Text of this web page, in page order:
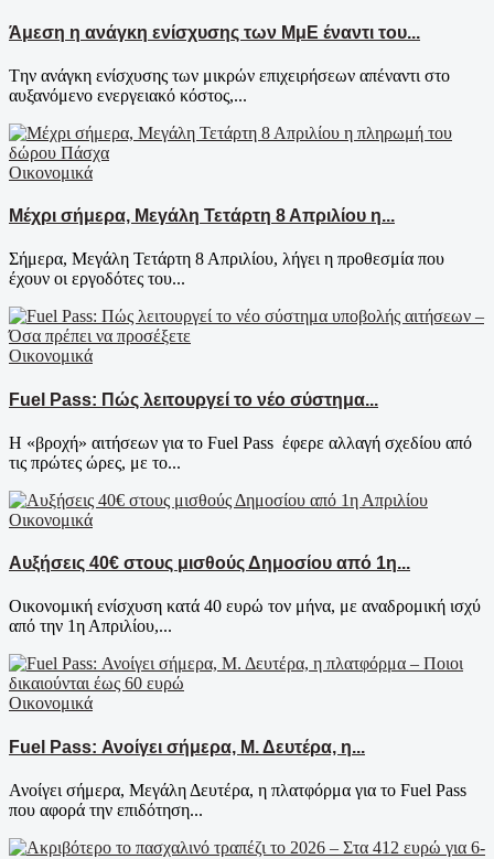
Άμεση η ανάγκη ενίσχυσης των ΜμΕ έναντι του...
Tην ανάγκη ενίσχυσης των μικρών επιχειρήσεων απέναντι στο
αυξανόμενο ενεργειακό κόστος,...
Οικονομικά
Μέχρι σήμερα, Μεγάλη Τετάρτη 8 Απριλίου η...
Σήμερα, Μεγάλη Τετάρτη 8 Απριλίου, λήγει η προθεσμία που
έχουν οι εργοδότες του...
Οικονομικά
Fuel Pass: Πώς λειτουργεί το νέο σύστημα...
Η «βροχή» αιτήσεων για το Fuel Pass έφερε αλλαγή σχεδίου από
τις πρώτες ώρες, με το...
Οικονομικά
Αυξήσεις 40€ στους μισθούς Δημοσίου από 1η...
Οικονομική ενίσχυση κατά 40 ευρώ τον μήνα, με αναδρομική ισχύ
από την 1η Απριλίου,...
Οικονομικά
Fuel Pass: Ανοίγει σήμερα, Μ. Δευτέρα, η...
Ανοίγει σήμερα, Μεγάλη Δευτέρα, η πλατφόρμα για το Fuel Pass
που αφορά την επιδότηση...